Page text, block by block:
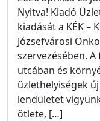
Nyitva! Kiadó
kiadását a KÉK –
Józsefvárosi
szervezésében.
utcában és
üzlethelyiségek
lendületet
ötlete, […]